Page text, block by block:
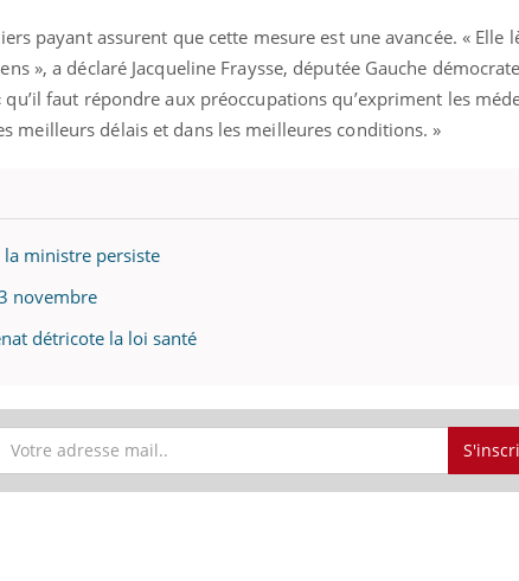
payant assurent que cette mesure est une avancée. « Elle
», a déclaré Jacqueline Fraysse, députée Gauche
faut répondre aux préoccupations qu’expriment les
meilleurs délais et dans les meilleures conditions. »
ministre persiste
novembre
détricote la loi santé